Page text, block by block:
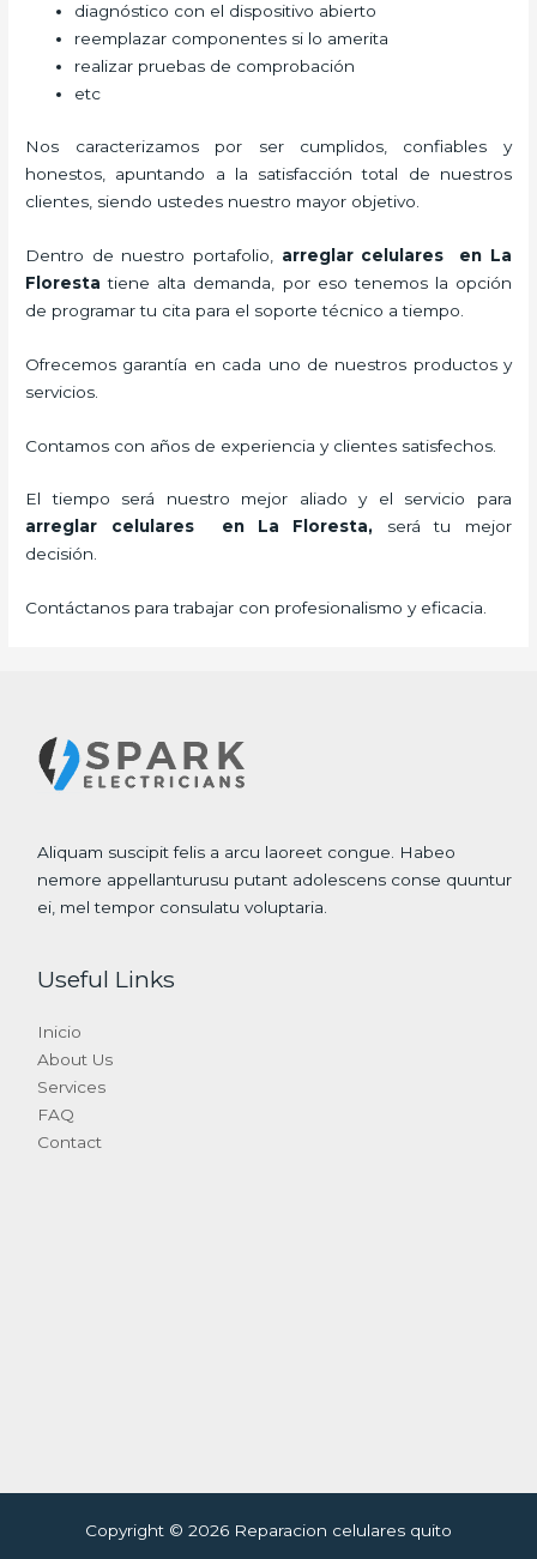
diagnóstico con el dispositivo abierto
reemplazar componentes si lo amerita
realizar pruebas de comprobación
etc
Nos caracterizamos por ser cumplidos, confiables y
honestos, apuntando a la satisfacción total de nuestros
clientes, siendo ustedes nuestro mayor objetivo.
Dentro de nuestro portafolio, arreglar celulares en La
Floresta tiene alta demanda, por eso tenemos la opción
de programar tu cita para el soporte técnico a tiempo.
Ofrecemos garantía en cada uno de nuestros productos y
servicios.
Contamos con años de experiencia y clientes satisfechos.
El tiempo será nuestro mejor aliado y el servicio para
arreglar celulares en La Floresta, será tu mejor
decisión.
Contáctanos para trabajar con profesionalismo y eficacia.
Aliquam suscipit felis a arcu laoreet congue. Habeo
nemore appellanturusu putant adolescens conse quuntur
ei, mel tempor consulatu voluptaria.
Useful Links
Inicio
About Us
Services
FAQ
Contact
Copyright © 2026 Reparacion celulares quito